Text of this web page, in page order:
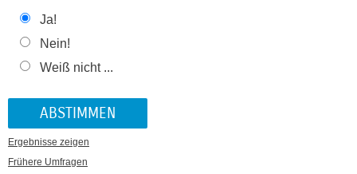
Ja!
Nein!
Weiß nicht ...
Ergebnisse zeigen
Frühere Umfragen